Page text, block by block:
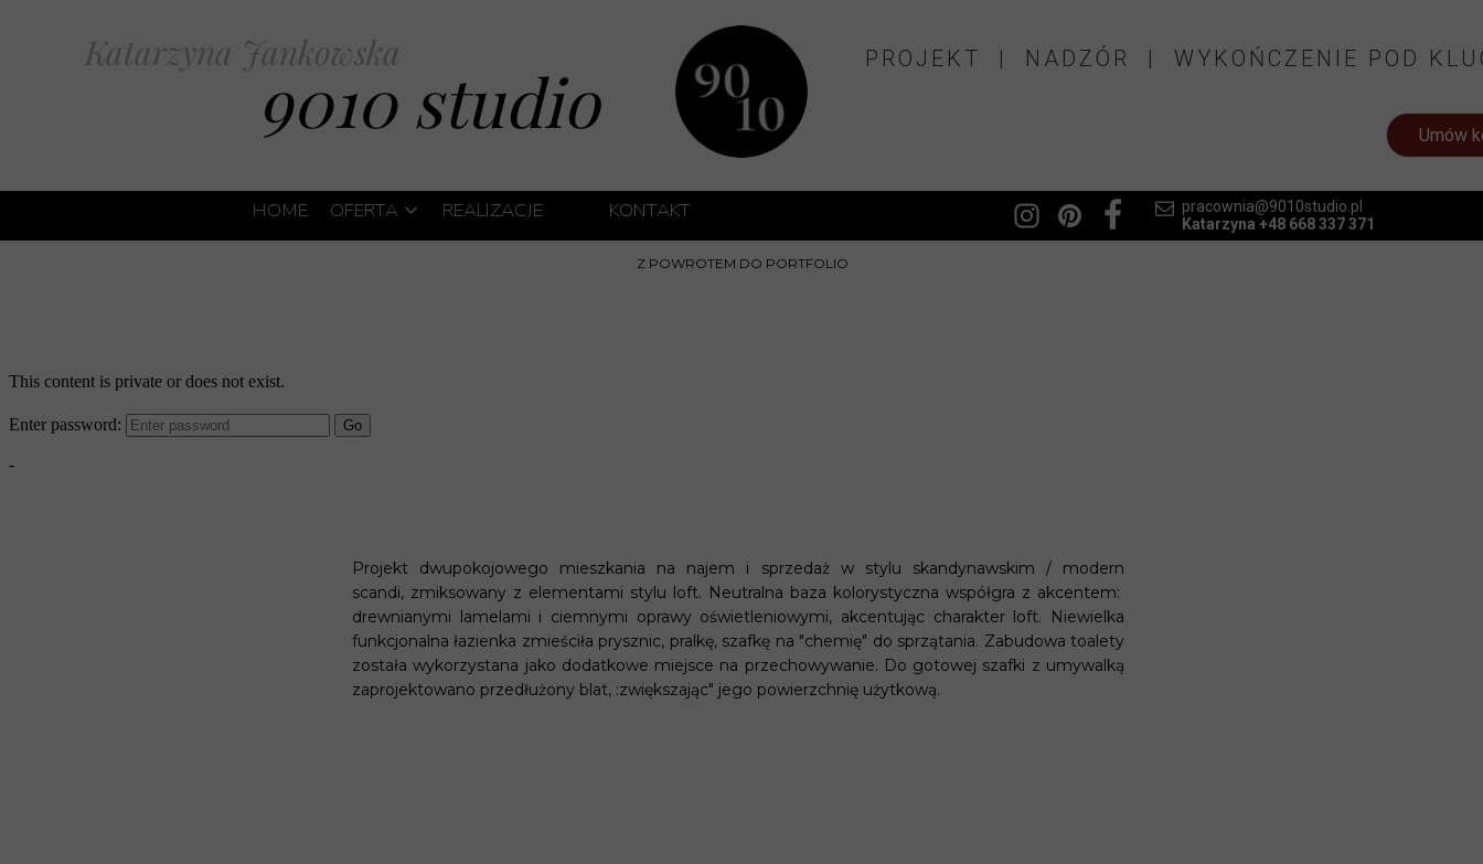
Katarzyna Jankowska
9010 studio PROJEKT | NADZÓR | WYKOŃCZENIE POD
pracownia@9010studio.pl
Katarzyna +48 668 337 371
Umów
HOME OFERTA REALIZACJE KONTAKT
Projekt dwupokojowego mieszkania na najem i sprzedaż w stylu skandynawskim / modern
scandi, zmiksowany z elementami stylu loft. Neutralna baza kolorystyczna współgra z akcentem:
drewnianymi lamelami i ciemnymi oprawy oświetleniowymi, akcentując charakter loft. Niewielka
funkcjonalna łazienka zmieściła prysznic, pralkę, szafkę na "chemię" do sprzątania. Zabudowa toalety
została wykorzystana jako dodatkowe miejsce na przechowywanie. Do gotowej szafki z umywalką
zaprojektowano przedłużony blat, :zwiększając" jego powierzchnię użytkową.
Z POWROTEM DO PORTFOLIO